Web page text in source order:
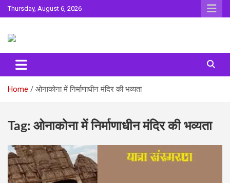
Skip
to
Thursday, August 6, 2026
Surta
Home ओनाकोना में निर्माणाधीन मंदिर की भव्‍यता
Tag: ओनाकोना में निर्माणाधीन मंदिर की भव्‍यता